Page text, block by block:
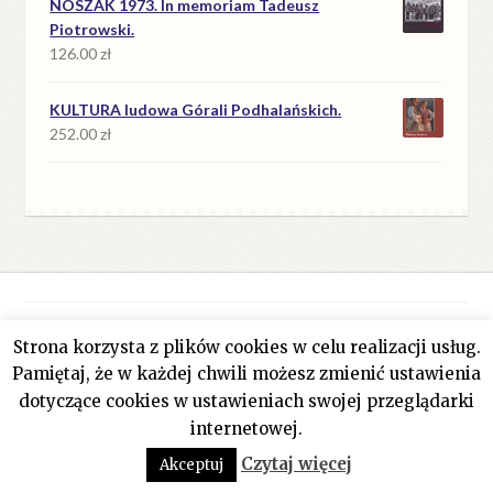
NOSZAK 1973. In memoriam Tadeusz
Piotrowski.
126.00zł
KULTURA ludowa Górali Podhalańskich.
252.00zł
© Antykwariat Filar 2026
Polityka prywatności
Stworzone z WooCommerce.
Strona korzysta z plików cookies w celu realizacji usług.
Pamiętaj, że w każdej chwili możesz zmienić ustawienia
dotyczące cookies w ustawieniach swojej przeglądarki
internetowej.
Akceptuj Czytaj więcej